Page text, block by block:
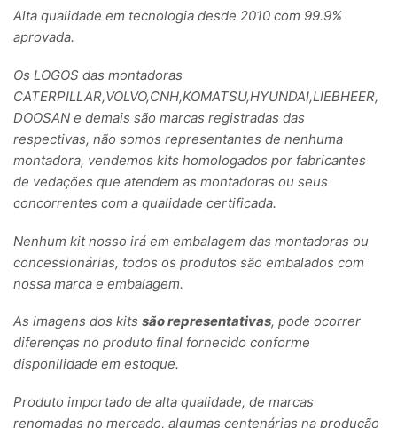
Alta qualidade em tecnologia desde 2010 com 99.9%
aprovada.
Os LOGOS das montadoras
CATERPILLAR,VOLVO,CNH,KOMATSU,HYUNDAI,LIEBHEER,
DOOSAN e demais são marcas registradas das
respectivas, não somos representantes de nenhuma
montadora, vendemos kits homologados por fabricantes
de vedações que atendem as montadoras ou seus
concorrentes com a qualidade certificada.
Nenhum kit nosso irá em embalagem das montadoras ou
concessionárias, todos os produtos são embalados com
nossa marca e embalagem.
As imagens dos kits são representativas, pode ocorrer
diferenças no produto final fornecido conforme
disponilidade em estoque.
Produto importado de alta qualidade, de marcas
renomadas no mercado, algumas centenárias na produção